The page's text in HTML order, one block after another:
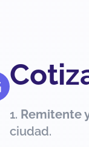
Remitente
ciudad.